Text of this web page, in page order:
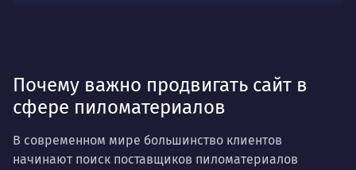
Почему важно продвигать сайт в
сфере пиломатериалов
В современном мире большинство клиентов
начинают поиск поставщиков пиломатериалов